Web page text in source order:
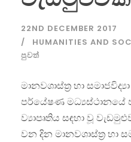
22ND DECEMBER 2017
HUMANITIES AND
පුවත්
මානවශාස්ත්‍ර හා
පර්යේෂණ
ව්‍යාපෘතිය සඳහා වූ
වන දින මානවශාස්ත්‍ර හා